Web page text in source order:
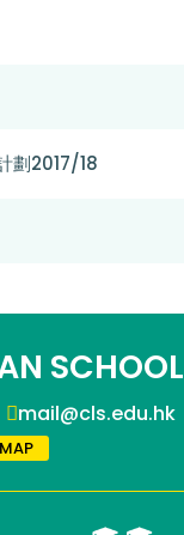
劃2017/18
SCHOOL
mail@cls.edu.hk
MAP